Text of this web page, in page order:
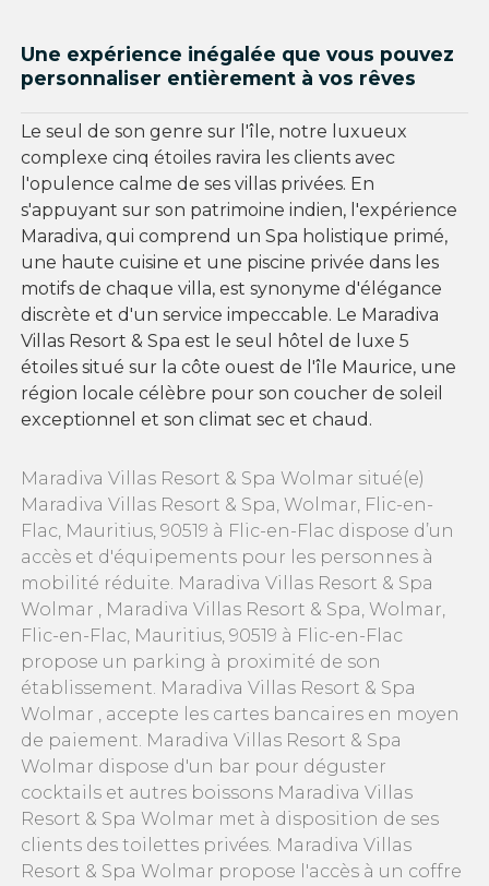
Une expérience inégalée que vous pouvez
personnaliser entièrement à vos rêves
Le seul de son genre sur l'île, notre luxueux
complexe cinq étoiles ravira les clients avec
l'opulence calme de ses villas privées. En
s'appuyant sur son patrimoine indien, l'expérience
Maradiva, qui comprend un Spa holistique primé,
une haute cuisine et une piscine privée dans les
motifs de chaque villa, est synonyme d'élégance
discrète et d'un service impeccable. Le Maradiva
Villas Resort & Spa est le seul hôtel de luxe 5
étoiles situé sur la côte ouest de l'île Maurice, une
région locale célèbre pour son coucher de soleil
exceptionnel et son climat sec et chaud.
Maradiva Villas Resort & Spa Wolmar situé(e)
Maradiva Villas Resort & Spa, Wolmar, Flic-en-
Flac, Mauritius, 90519 à Flic-en-Flac dispose d’un
accès et d'équipements pour les personnes à
mobilité réduite. Maradiva Villas Resort & Spa
Wolmar , Maradiva Villas Resort & Spa, Wolmar,
Flic-en-Flac, Mauritius, 90519 à Flic-en-Flac
propose un parking à proximité de son
établissement. Maradiva Villas Resort & Spa
Wolmar , accepte les cartes bancaires en moyen
de paiement. Maradiva Villas Resort & Spa
Wolmar dispose d'un bar pour déguster
cocktails et autres boissons Maradiva Villas
Resort & Spa Wolmar met à disposition de ses
clients des toilettes privées. Maradiva Villas
Resort & Spa Wolmar propose l'accès à un coffre